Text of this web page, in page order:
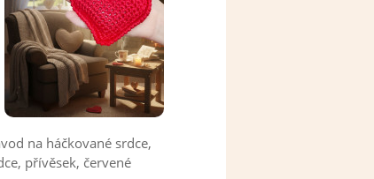
na háčkované srdce,
přívěsek, červené